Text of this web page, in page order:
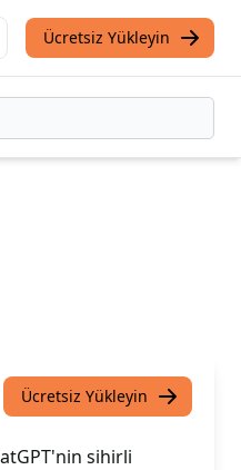
Ücretsiz Yükleyin
Ücretsiz Yükleyin
sihirli